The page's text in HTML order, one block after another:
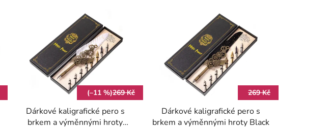
(–11 %)269 Kč
Dárkové kaligrafické pero s
brkem a výměnnými hroty
269 Kč
Dárkové kaligrafické pero s
brkem a výměnnými hroty Black